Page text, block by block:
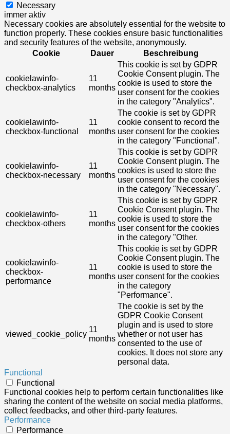
Necessary
immer aktiv
Necessary cookies are absolutely essential for the website to
function properly. These cookies ensure basic functionalities
and security features of the website, anonymously.
Cookie
Dauer Beschreibung
cookielawinfo-
checkbox-analytics
11
months
This cookie is set by GDPR
Cookie Consent plugin. The
cookie is used to store the
user consent for the cookies
in the category "Analytics".
cookielawinfo-
checkbox-functional
11
months
The cookie is set by GDPR
cookie consent to record the
user consent for the cookies
in the category "Functional".
cookielawinfo-
checkbox-necessary
11
months
This cookie is set by GDPR
Cookie Consent plugin. The
cookies is used to store the
user consent for the cookies
in the category "Necessary".
cookielawinfo-
checkbox-others
11
months
This cookie is set by GDPR
Cookie Consent plugin. The
cookie is used to store the
user consent for the cookies
in the category "Other.
cookielawinfo-
checkbox-
performance
11
months
This cookie is set by GDPR
Cookie Consent plugin. The
cookie is used to store the
user consent for the cookies
in the category
"Performance".
viewed_cookie_policy
11
months
The cookie is set by the
GDPR Cookie Consent
plugin and is used to store
whether or not user has
consented to the use of
cookies. It does not store any
personal data.
Functional
Functional
Functional cookies help to perform certain functionalities like
sharing the content of the website on social media platforms,
collect feedbacks, and other third-party features.
Performance
Performance